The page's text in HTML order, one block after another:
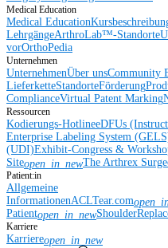
Medical Education
Medical Education
LehrgängeArthroLab™-Standorte
vorOrthoPedia
Unternehmen
UnternehmenÜber unsCommunity
LieferketteStandorteFörderung
ComplianceVirtual Patent Marking
Ressourcen
Kodierungs-HotlineeDFUs
Enterprise Labeling System
(UDI)Exhibit-Congress &
Siteopen_in_newThe Arthrex
Patient:in
Allgemeine
InformationenACLTear.com
Patientopen_in_new
Karriere
Karriereopen_in_new